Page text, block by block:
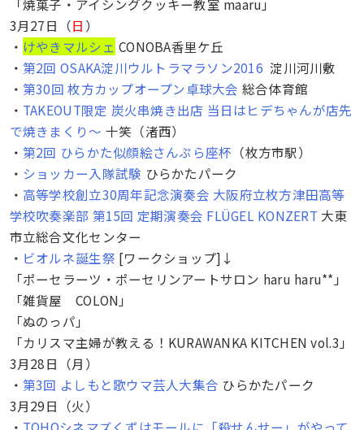
「焼菓子・アイシングクッキー教室 maaru」
3月27日（日 ）
・ けやきマルシェ CONOBA香里ケ丘
・ 第2回 OSAKA淀川ウルトラマラソン2016 淀川河川敷
・ 第30回 枚方カップオープン卓球大会 総合体育館
・ TAKEOUT限定 炭火串焼き出店 当日はヒデちゃんが店先
で焼きまくり〜 十笑（渚西）
・ 第2回 ひらかた似顔絵さんぷら座杯 （枚方市駅）
・ ショッカー入隊試験 ひらかたパーク
・ 高等学校創立30周年記念演奏会 大阪府立枚方津田高等
学校吹奏楽部 第15回 定期演奏会 FLÜGEL KONZERT 大東
市立総合文化センター
・ ビオルネ誕生祭 [ワークショップ]↓
「ポーセラーツ・ポーセリンアートサロン haru haru**」
「雑貨屋 COLON」
「ぬのっパ」
「カリスマ主婦が教える！KURAWANKA KITCHEN vol.3」
3月28日（月）
・ 第3回 よしもと歌ウマ芸人大集合 ひらかたパーク
3月29日（火）
・ TOHOシネマズくずはモールに「殺せんせー」がやって